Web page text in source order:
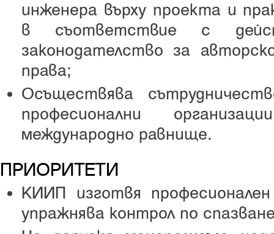
инженера върху проекта и
в съответствие с
законодателство за
права;
Осъществява
професионални
международно равнище.
ПРИОРИТЕТИ
КИИП изготвя
упражнява контрол по